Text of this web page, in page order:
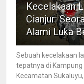
Kecelakaan
Cianjur:
Alami Luka
Sebuah kecelakaan
tepatnya di
Kecamatan Sukaluyu,